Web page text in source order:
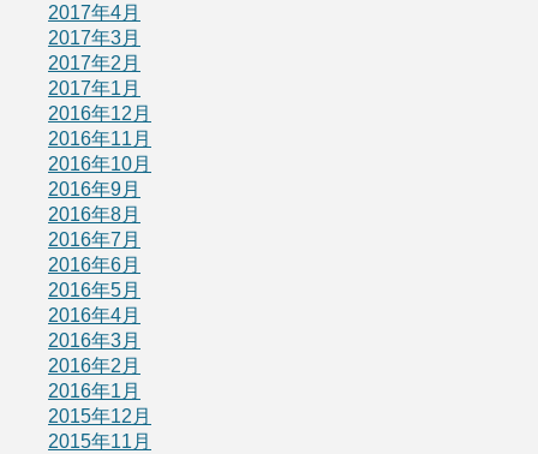
2017年4月
2017年3月
2017年2月
2017年1月
2016年12月
2016年11月
2016年10月
2016年9月
2016年8月
2016年7月
2016年6月
2016年5月
2016年4月
2016年3月
2016年2月
2016年1月
2015年12月
2015年11月